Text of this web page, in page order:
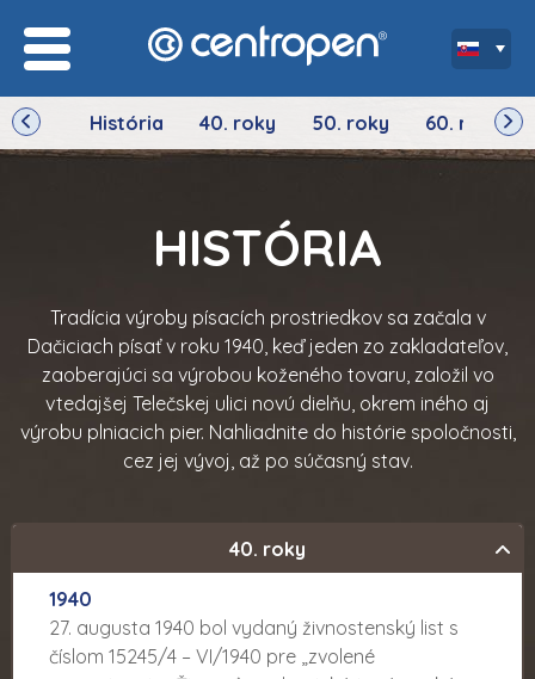
História 40. roky 50. roky 60. roky
HISTÓRIA
Tradícia výroby písacích prostriedkov sa začala v
Dačiciach písať v roku 1940, keď jeden zo zakladateľov,
zaoberajúci sa výrobou koženého tovaru, založil vo
vtedajšej Telečskej ulici novú dielňu, okrem iného aj
výrobu plniacich pier. Nahliadnite do histórie spoločnosti,
cez jej vývoj, až po súčasný stav.
40. roky
1940
27. augusta 1940 bol vydaný živnostenský list s
číslom 15245/4 – VI/1940 pre „zvolené